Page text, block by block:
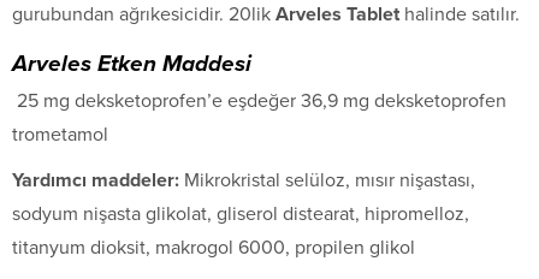
gurubundan ağrıkesicidir. 20lik Arveles Tablet halinde satılır.
Arveles Etken Maddesi
25 mg deksketoprofen’e eşdeğer 36,9 mg deksketoprofen
trometamol
Yardımcı maddeler: Mikrokristal selüloz, mısır nişastası,
sodyum nişasta glikolat, gliserol distearat, hipromelloz,
titanyum dioksit, makrogol 6000, propilen glikol